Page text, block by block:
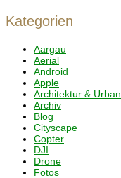
Kategorien
Aargau
Aerial
Android
Apple
Architektur & Urban
Archiv
Blog
Cityscape
Copter
DJI
Drone
Fotos